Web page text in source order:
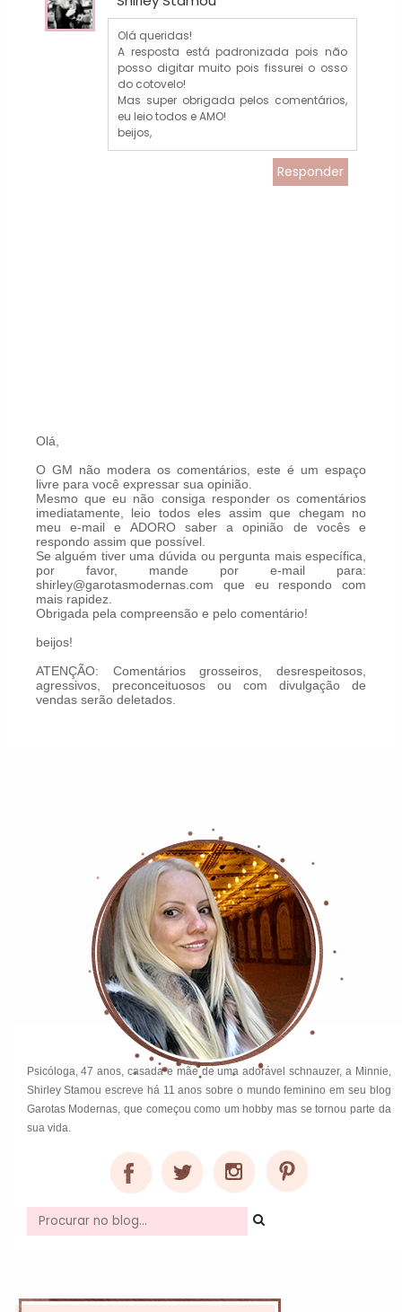
Olá queridas!
A resposta está padronizada pois não
posso digitar muito pois fissurei o osso
do cotovelo!
Mas super obrigada pelos comentários,
eu leio todos e AMO!
beijos,
Responder
Olá,
O GM não modera os comentários, este é um espaço
livre para você expressar sua opinião.
Mesmo que eu não consiga responder os comentários
imediatamente, leio todos eles assim que chegam no
meu e-mail e ADORO saber a opinião de vocês e
respondo assim que possível.
Se alguém tiver uma dúvida ou pergunta mais específica,
por favor, mande por e-mail para:
shirley@garotasmodernas.com que eu respondo com
mais rapidez.
Obrigada pela compreensão e pelo comentário!
beijos!
ATENÇÃO: Comentários grosseiros, desrespeitosos,
agressivos, preconceituosos ou com divulgação de
vendas serão deletados.
Psicóloga, 47 anos, casada e mãe de uma adorável schnauzer, a Minnie,
Shirley Stamou escreve há 11 anos sobre o mundo feminino em seu blog
Garotas Modernas, que começou como um hobby mas se tornou parte da
sua vida.